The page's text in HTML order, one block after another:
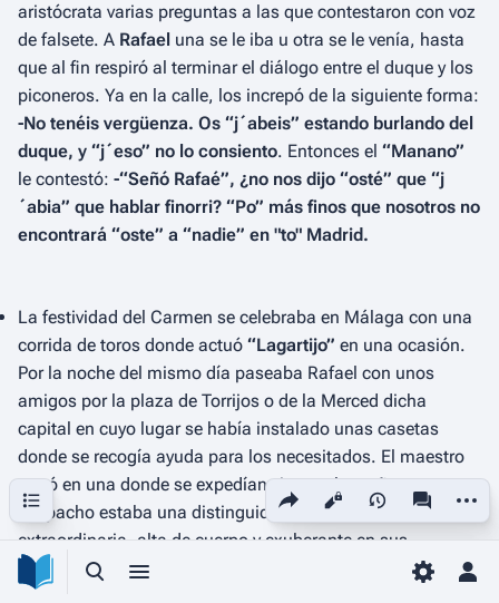
Búsqueda alternativa
Menú alternativo Toggle
Comparte esta página
Vistas associated-
aristócrata varias preguntas a las que contestaron con voz
de falsete. A Rafael una se le iba u otra se le venía, hasta
que al fin respiró al terminar el diálogo entre el duque y los
piconeros. Ya en la calle, los increpó de la siguiente forma:
-No tenéis vergüenza. Os “j´abeis” estando burlando del
duque, y “j´eso” no lo consiento. Entonces el “Manano”
le contestó: -“Señó Rafaé”, ¿no nos dijo “osté” que “j
´abia” que hablar finorri? “Po” más finos que nosotros no
encontrará “oste” a “nadie” en "to" Madrid.
La festividad del Carmen se celebraba en Málaga con una
corrida de toros donde actuó “Lagartijo” en una ocasión.
Por la noche del mismo día paseaba Rafael con unos
amigos por la plaza de Torrijos o de la Merced dicha
capital en cuyo lugar se había instalado unas casetas
donde se recogía ayuda para los necesitados. El maestro
entró en una donde se expedían vino malagueño, en cuyo
despacho estaba una distinguida joven de belleza
extraordinaria, alta de cuerpo y exuberante en sus
entornos. El califa cordobés, que era muy enamoradizo,
después de admirar extasiado aquel soberbio monumento
Sumario